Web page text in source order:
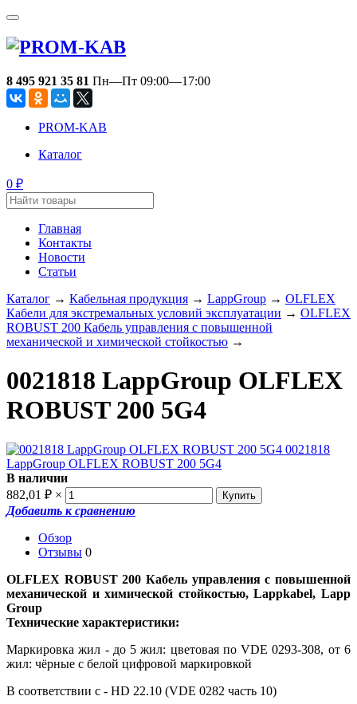
8 495 921 35 81 Пн—Пт 09:00—17:00
PROM-KAB
Каталог
0 ₽
Главная
Контакты
Новости
Статьи
Каталог → Кабельная продукция → LappGroup → OLFLEX
Кабели для экстремальных условий эксплуатации → OLFLEX
ROBUST 200 Кабель управления с повышенной
механической и химической стойкостью →
0021818 LappGroup OLFLEX
ROBUST 200 5G4
В наличии
882,01 ₽ ×
Добавить к сравнению
Обзор
Отзывы 0
OLFLEX ROBUST 200 Кабель управления с повышенной
механической и химической стойкостью, Lappkabel, Lapp
Group
Технические характеристики:
Маркировка жил - до 5 жил: цветовая по VDE 0293-308, от 6
жил: чёрные с белой цифровой маркировкой
В соответствии с - HD 22.10 (VDE 0282 часть 10)